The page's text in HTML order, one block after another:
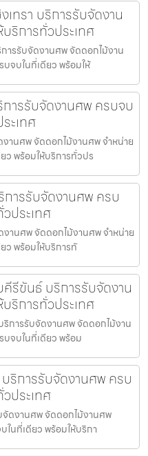
เทรา บริการรับจัดงาน
ริการทั่วประเทศ
การรับจัดงานศพ จัดดอกไม้งาน
บจบในที่เดียว พร้อมให้
ารรับจัดงานศพ ครบจบ
ะเทศ
านศพ จัดดอกไม้งานศพ จำหน่าย
ว พร้อมให้บริการทั่วปร
การรับจัดงานศพ ครบ
ประเทศ
งานศพ จัดดอกไม้งานศพ จำหน่าย
ว พร้อมให้บริการทั
คีรีขันธ์ บริการรับจัดงาน
ริการทั่วประเทศ
ริการรับจัดงานศพ จัดดอกไม้งาน
บจบในที่เดียว พร้อม
ริการรับจัดงานศพ ครบ
ประเทศ
จัดงานศพ จัดดอกไม้งานศพ
ในที่เดียว พร้อมให้บริกา